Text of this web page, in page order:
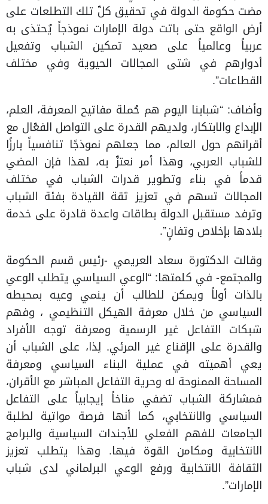
مضت حكومة الدولة في تحقيق كلّ تلك التطلعات على
أرض الواقع حتى باتت دولة الإمارات نموذجاً يُحتذى به
عربياً وعالمياً على صعيد تمكين الشباب وتفعيل
أدوارهم في شتى المجالات الحيوية وفي مختلف
القطاعات”.
وأضاف: “شبابنا اليوم هم حُملة مفاتيح المعرفة، العلم،
الإبداع والابتكار، ولديهم القدرة على التواصل الفعّال مع
أقرانهم حول العالم، مما جعلهم نموذجًا تنافسياً بارزًا
للشباب العربي، وهذا أمر نعتزّ به، لهذا فإن المضي
قدماً في بناء وتطوير قدرات الشباب في مختلف
المجالات تسهم في تعزيز ثقة القيادة بفئة الشباب
وترفد مستقبل الدولة بطاقات واعدة قادرة على خدمة
بلادها بإخلاص وتفانٍ”.
وقالت الدكتورة سعاد العريمي -رئيس قسم الحكومة
والمجتمع- في كلمتها: “الوعي السياسي يتطلب الوعي
بالذات أولاً ويمكن للطالب أن ينمي وعيه بمحيطه
السياسي من خلال معرفة الهيكل التنظيمي ، وفهم
شبكات التفاعل غير الرسمية ومعرفة توجه الأفراد
والقدرة على الإقناع غير المرئي. لِذا، على الشباب أن
يعي أهميته في عملية البناء السياسي ومعرفة
المساحة الممنوحة له وحرية التفاعل المباشر مع الأقران،
فمشاركة الشباب تضفي مناخاً إيجابياً على التفاعل
السياسي والانتخابي، كما أنها فرصة مواتية لطلبة
الجامعات للفهم الفعلي للأجندات السياسية والبرامج
الانتخابية ومكامن القوة فيها. وهذا يتطلب تعزيز
الثقافة الانتخابية ورفع الوعي البرلماني لدى شباب
الإمارات”.